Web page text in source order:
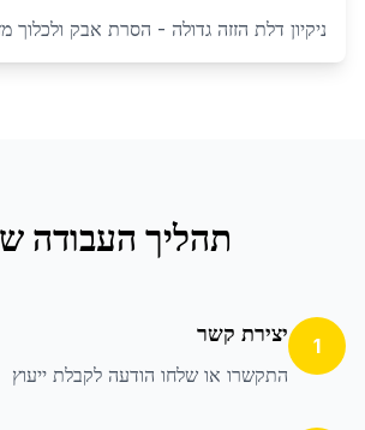
ניקיון דלת הזזה גדולה - הסרת אבק ולכלוך
תהליך העבודה
1 יצירת קשר
התקשרו או שלחו הודעה לקבלת ייעוץ